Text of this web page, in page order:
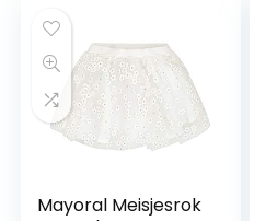
Mayoral Meisjesrok